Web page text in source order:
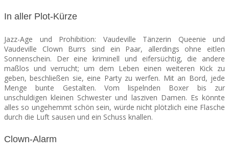
In aller Plot-Kürze
Jazz-Age und Prohibition: Vaudeville Tänzerin Queenie und
Vaudeville Clown Burrs sind ein Paar, allerdings ohne eitlen
Sonnenschein. Der eine kriminell und eifersüchtig, die andere
maßlos und verrucht; um dem Leben einen weiteren Kick zu
geben, beschließen sie, eine Party zu werfen. Mit an Bord, jede
Menge bunte Gestalten. Vom lispelnden Boxer bis zur
unschuldigen kleinen Schwester und lasziven Damen. Es könnte
alles so ungehemmt schön sein, würde nicht plötzlich eine Flasche
durch die Luft sausen und ein Schuss knallen.
Clown-Alarm